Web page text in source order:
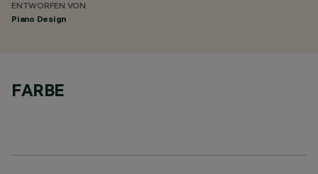
ENTWORFEN VON
Piano Design
FARBE